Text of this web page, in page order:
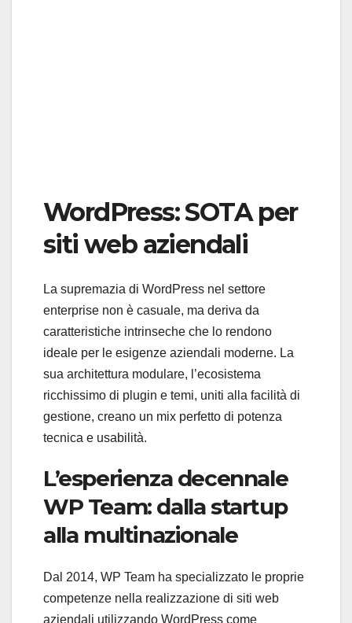
WordPress: SOTA per
siti web aziendali
La supremazia di WordPress nel settore
enterprise non è casuale, ma deriva da
caratteristiche intrinseche che lo rendono
ideale per le esigenze aziendali moderne. La
sua architettura modulare, l’ecosistema
ricchissimo di plugin e temi, uniti alla facilità di
gestione, creano un mix perfetto di potenza
tecnica e usabilità.
L’esperienza decennale
WP Team: dalla startup
alla multinazionale
Dal 2014, WP Team ha specializzato le proprie
competenze nella realizzazione di siti web
aziendali utilizzando WordPress come